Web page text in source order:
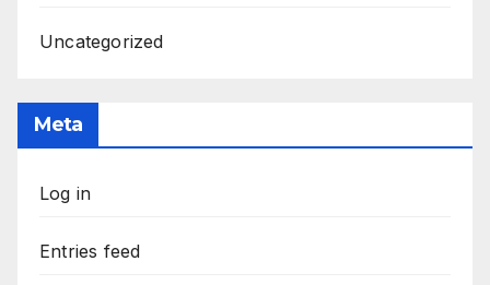
Uncategorized
Meta
Log in
Entries feed